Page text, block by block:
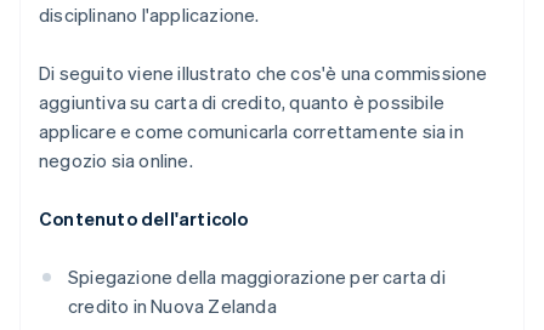
disciplinano l'applicazione.
Di seguito viene illustrato che cos'è una commissione
aggiuntiva su carta di credito, quanto è possibile
applicare e come comunicarla correttamente sia in
negozio sia online.
Contenuto dell'articolo
Spiegazione della maggiorazione per carta di
credito in Nuova Zelanda